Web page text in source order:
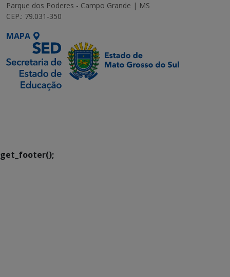
Parque dos Poderes - Campo Grande | MS
CEP.: 79.031-350
MAPA
get_footer();